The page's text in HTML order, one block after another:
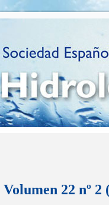
Volumen 22 nº 2